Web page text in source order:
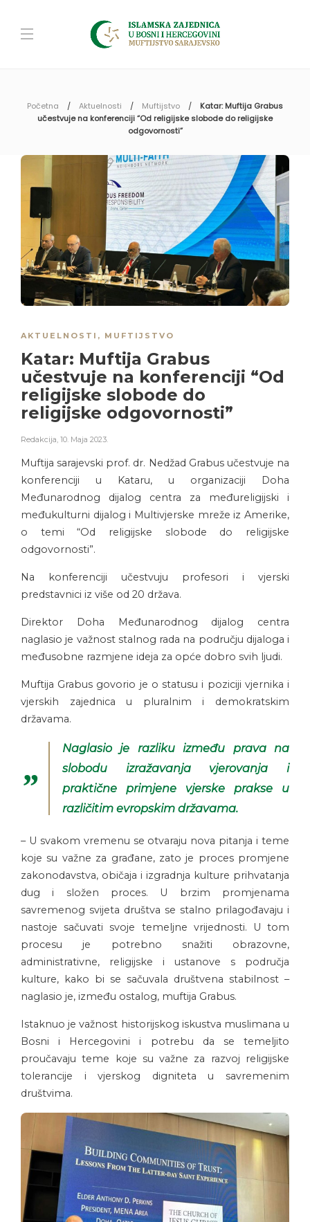
Početna Aktuelnosti Muftijstvo
Katar: Muftija Grabus
učestvuje na konferenciji “Od religijske slobode do religijske
odgovornosti”
AKTUELNOSTI , MUFTIJSTVO
Katar: Muftija Grabus
učestvuje na konferenciji “Od
religijske slobode do
religijske odgovornosti”
Redakcija, 10. Maja 2023.
Muftija sarajevski prof. dr. Nedžad Grabus učestvuje na
konferenciji u Kataru, u organizaciji Doha
Međunarodnog dijalog centra za međureligijski i
međukulturni dijalog i Multivjerske mreže iz Amerike,
o temi “Od religijske slobode do religijske
odgovornosti”.
Na konferenciji učestvuju profesori i vjerski
predstavnici iz više od 20 država.
Direktor Doha Međunarodnog dijalog centra
naglasio je važnost stalnog rada na području dijaloga i
međusobne razmjene ideja za opće dobro svih ljudi.
Muftija Grabus govorio je o statusu i poziciji vjernika i
vjerskih zajednica u pluralnim i demokratskim
državama.
Naglasio je razliku između prava na
slobodu izražavanja vjerovanja i
praktične primjene vjerske prakse u
različitim evropskim državama.
– U svakom vremenu se otvaraju nova pitanja i teme
koje su važne za građane, zato je proces promjene
zakonodavstva, običaja i izgradnja kulture prihvatanja
dug i složen proces. U brzim promjenama
savremenog svijeta društva se stalno prilagođavaju i
nastoje sačuvati svoje temeljne vrijednosti. U tom
procesu je potrebno snažiti obrazovne,
administrativne, religijske i ustanove s područja
kulture, kako bi se sačuvala društvena stabilnost –
naglasio je, između ostalog, muftija Grabus.
Istaknuo je važnost historijskog iskustva muslimana u
Bosni i Hercegovini i potrebu da se temeljito
proučavaju teme koje su važne za razvoj religijske
tolerancije i vjerskog digniteta u savremenim
društvima.